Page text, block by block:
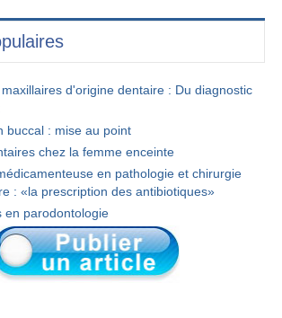
d'origine dentaire : Du diagnostic
buccal : mise au point
chez la femme enceinte
en pathologie et chirurgie
: «la prescription des antibiotiques»
en parodontologie